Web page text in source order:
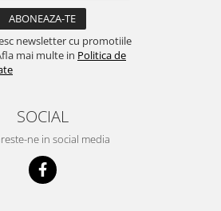
newsletter cu promotiile
mai multe in Politica de
SOCIAL
ne in social media